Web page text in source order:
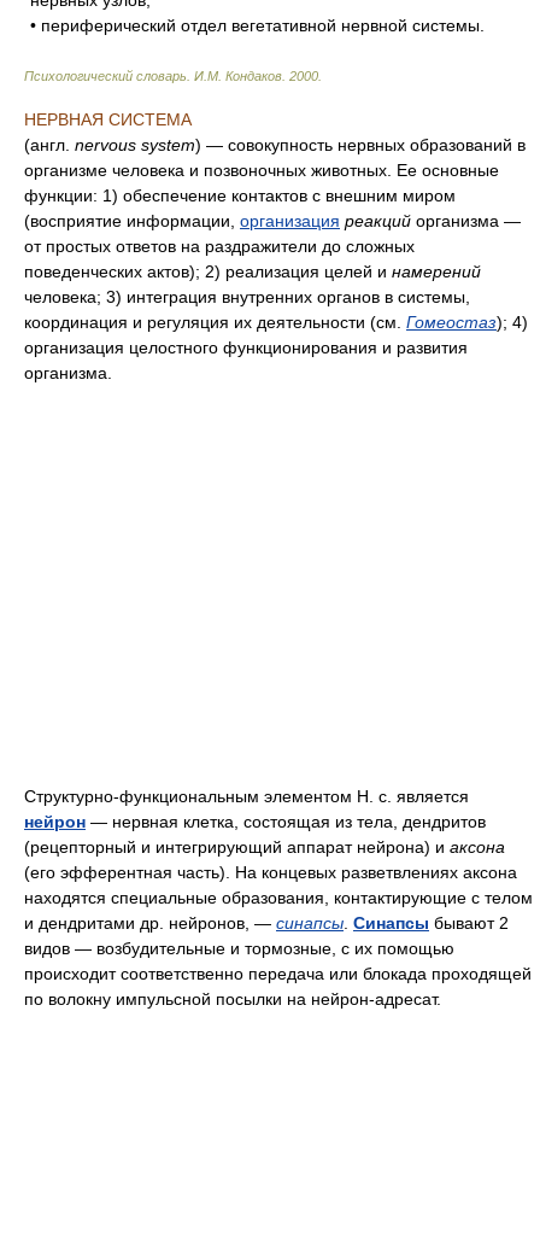
• периферический отдел вегетативной нервной системы.
Психологический словарь И.М. Кондаков 2000
НЕРВНАЯ СИСТЕМА
(англ. nervous system) — совокупность нервных образований в
организме человека и позвоночных животных. Ее основные
функции: 1) обеспечение контактов с внешним миром
(восприятие информации, организация реакций организма —
от простых ответов на раздражители до сложных
поведенческих актов); 2) реализация целей и намерений
человека; 3) интеграция внутренних органов в системы,
координация и регуляция их деятельности (см. Гомеостаз); 4)
организация целостного функционирования и развития
организма.
Структурно-функциональным элементом Н. с. является
нейрон — нервная клетка, состоящая из тела, дендритов
(рецепторный и интегрирующий аппарат нейрона) и аксона
(его эфферентная часть). На концевых разветвлениях аксона
находятся специальные образования, контактирующие с телом
и дендритами др. нейронов, — синапсы Синапсы бывают 2
видов — возбудительные и тормозные, с их помощью
происходит соответственно передача или блокада проходящей
по волокну импульсной посылки на нейрон-адресат.